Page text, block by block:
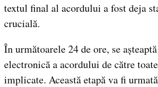
textul final al acordului a fost deja
crucială.
În următoarele 24 de ore, se
electronică a acordului de către
implicate. Această etapă va fi